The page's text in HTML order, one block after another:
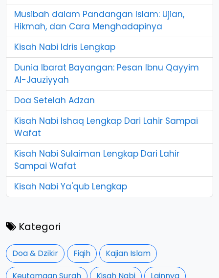
Musibah dalam Pandangan Islam: Ujian,
Hikmah, dan Cara Menghadapinya
Kisah Nabi Idris Lengkap
Dunia Ibarat Bayangan: Pesan Ibnu Qayyim
Al-Jauziyyah
Doa Setelah Adzan
Kisah Nabi Ishaq Lengkap Dari Lahir Sampai
Wafat
Kisah Nabi Sulaiman Lengkap Dari Lahir
Sampai Wafat
Kisah Nabi Ya'qub Lengkap
Kategori
Doa & Dzikir Fiqih
Kajian Islam
Keutamaan Surah
Kisah Nabi
Lainnya